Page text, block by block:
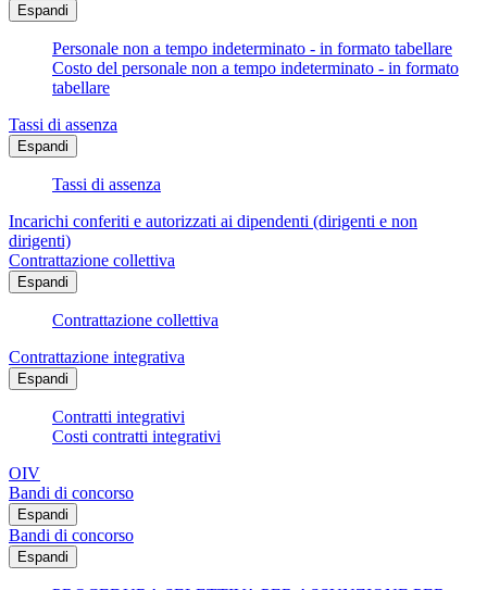
Espandi
Personale non a tempo indeterminato - in formato tabellare
Costo del personale non a tempo indeterminato - in formato
tabellare
Tassi di assenza
Espandi
Tassi di assenza
Incarichi conferiti e autorizzati ai dipendenti (dirigenti e non
dirigenti)
Contrattazione collettiva
Espandi
Contrattazione collettiva
Contrattazione integrativa
Espandi
Contratti integrativi
Costi contratti integrativi
OIV
Bandi di concorso
Espandi
Bandi di concorso
Espandi